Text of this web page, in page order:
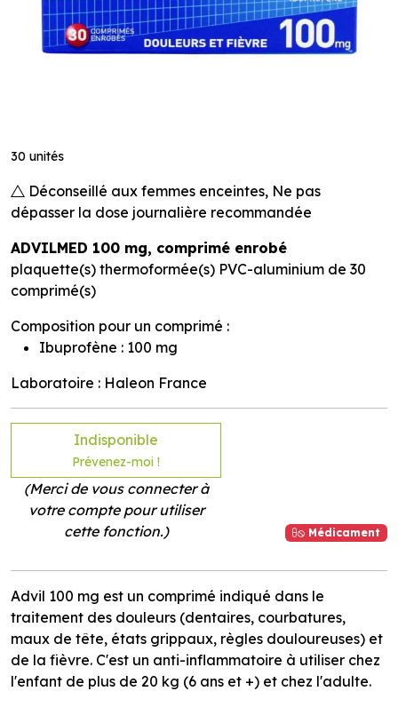
30 unités
Déconseillé aux femmes enceintes, Ne pas
dépasser la dose journalière recommandée
ADVILMED 100 mg, comprimé enrobé
plaquette(s) thermoformée(s) PVC-aluminium de 30
comprimé(s)
Composition pour un comprimé :
Ibuprofène : 100 mg
Laboratoire : Haleon France
Indisponible
Prévenez-moi !
(Merci de vous connecter à
votre compte pour utiliser
cette fonction.)
Médicament
Advil 100 mg est un comprimé indiqué dans le
traitement des douleurs (dentaires, courbatures,
maux de tête, états grippaux, règles douloureuses) et
de la fièvre. C'est un anti-inflammatoire à utiliser chez
l'enfant de plus de 20 kg (6 ans et +) et chez l'adulte.